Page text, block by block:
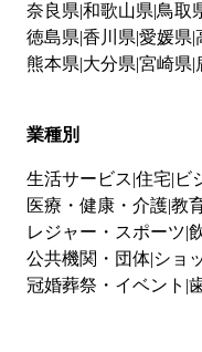
奈良県 和歌山県 鳥取
徳島県 香川県 愛媛県
熊本県 大分県 宮崎県
業種別
生活サービス 住宅 ビ
医療・健康・介護教
レジャー・スポーツ
公共機関・団体 ショ
冠婚葬祭・イベント